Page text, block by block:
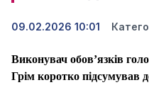
09.02.2026 10:01
Виконувач обов’язків
Грім коротко підсумував